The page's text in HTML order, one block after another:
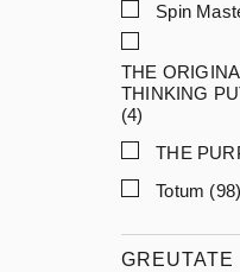
Spin
THE
THINKING
(4)
THE
Totum (98)
GREUTATE